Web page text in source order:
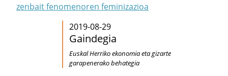
zenbait fenomenoren feminizazioa
2019-08-29
Gaindegia
Euskal Herriko ekonomia eta gizarte
garapenerako behategia